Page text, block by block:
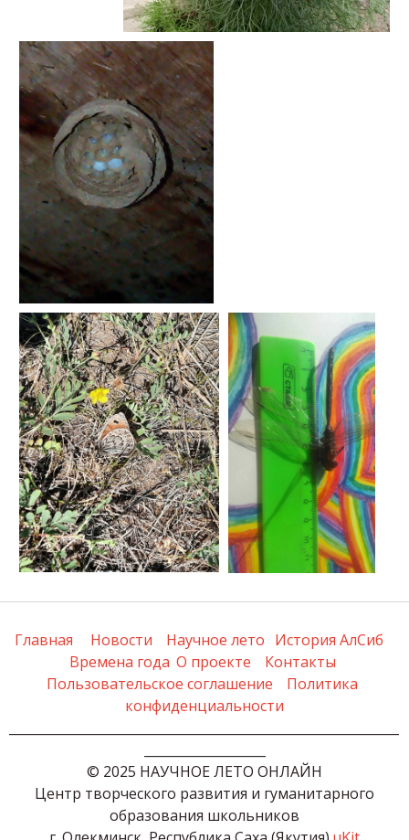
Главная Новости Научное лето История АлСиб
Времена года О проекте
Контакты
Пользовательское соглашение
Политика
конфиденциальности
© 2025 НАУЧНОЕ ЛЕТО ОНЛАЙН
образования школьников